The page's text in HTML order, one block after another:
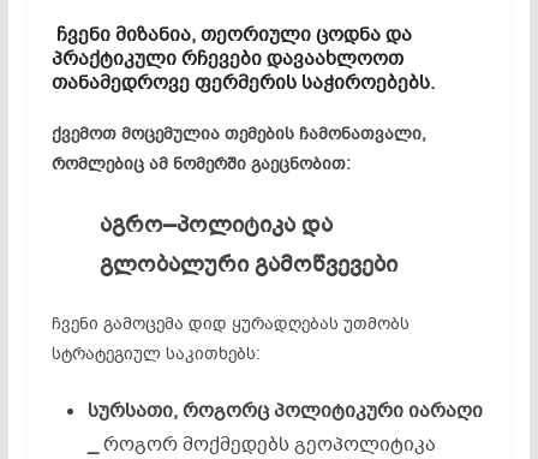
ჩვენი მიზანია, თეორიული ცოდნა და
პრაქტიკული რჩევები დავაახლოოთ
თანამედროვე ფერმერის საჭიროებებს.
ქვემოთ მოცემულია თემების ჩამონათვალი,
რომლებიც ამ ნომერში გაეცნობით:
აგრო–პოლიტიკა და
გლობალური გამოწვევები
ჩვენი გამოცემა დიდ ყურადღებას უთმობს
სტრატეგიულ საკითხებს:
სურსათი,როგორცპოლიტიკურიიარაღი
როგორ მოქმედებს გეოპოლიტიკა